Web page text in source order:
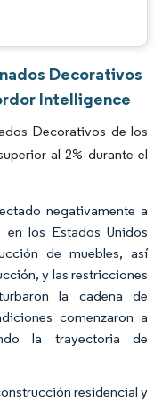
Decorativos
Intelligence
Decorativos de los
al 2% durante el
negativamente a
los Estados Unidos
de muebles, así
y las restricciones
la cadena de
comenzaron a
la trayectoria de
residencial y